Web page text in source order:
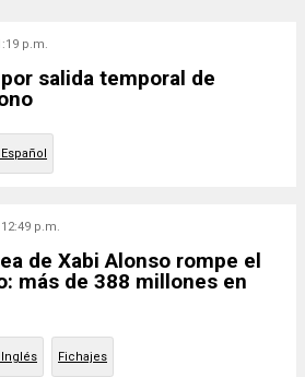
p.m.
salida temporal de
p.m.
de Xabi Alonso rompe el
más de 388 millones en
Inglés Fichajes